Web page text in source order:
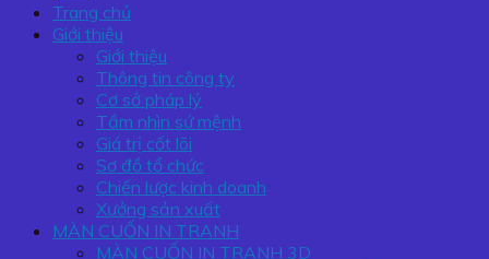
Trang chủ
Giới thiệu
Giới thiệu
Thông tin công ty
Cơ sở pháp lý
Tầm nhìn sứ mệnh
Giá trị cốt lõi
Sơ đồ tổ chức
Chiến lược kinh doanh
Xưởng sản xuất
MÀN CUỐN IN TRANH
MÀN CUỐN IN TRANH 3D